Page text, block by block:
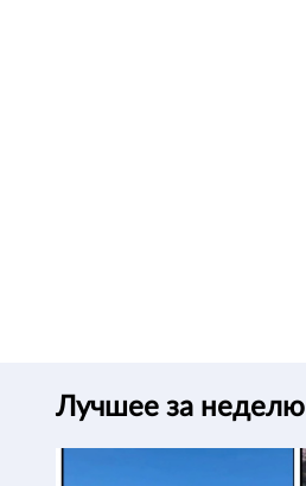
Лучшее за неделю